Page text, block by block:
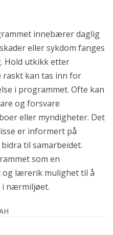
innebærer daglig
eller sykdom fanges
Hold utkikk etter
raskt kan tas inn for
i programmet. Ofte kan
og forsvare
eller myndigheter. Det
er informert på
til samarbeidet.
som en
og lærerik mulighet til å
i nærmiljøet.